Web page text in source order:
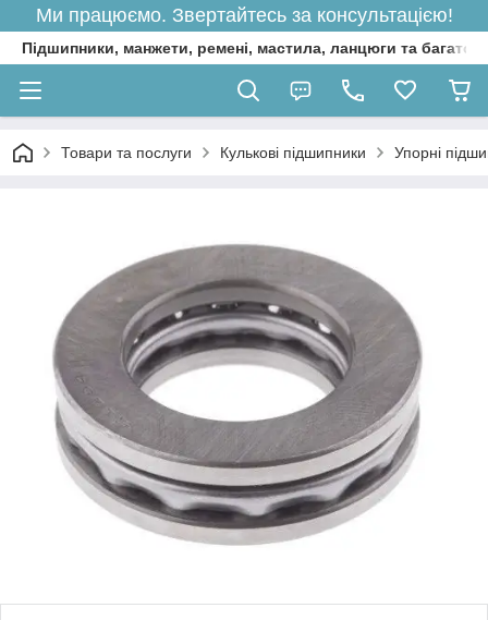
Ми працюємо. Звертайтесь за консультацією!
Підшипники, манжети, ремені, мастила, ланцюги та багато
Товари та послуги Кулькові підшипники Упорні